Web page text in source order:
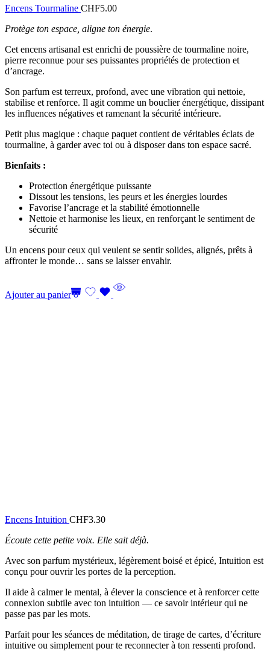
Encens Tourmaline CHF5.00
Protège ton espace, aligne ton énergie.
Cet encens artisanal est enrichi de poussière de tourmaline noire,
pierre reconnue pour ses puissantes propriétés de protection et
d’ancrage.
Son parfum est terreux, profond, avec une vibration qui nettoie,
stabilise et renforce. Il agit comme un bouclier énergétique, dissipant
les influences négatives et ramenant la sécurité intérieure.
Petit plus magique : chaque paquet contient de véritables éclats de
tourmaline, à garder avec toi ou à disposer dans ton espace sacré.
Bienfaits :
Protection énergétique puissante
Dissout les tensions, les peurs et les énergies lourdes
Favorise l’ancrage et la stabilité émotionnelle
Nettoie et harmonise les lieux, en renforçant le sentiment de
sécurité
Un encens pour ceux qui veulent se sentir solides, alignés, prêts à
affronter le monde… sans se laisser envahir.
Ajouter au panier
Encens Intuition CHF3.30
Écoute cette petite voix. Elle sait déjà.
Avec son parfum mystérieux, légèrement boisé et épicé, Intuition est
conçu pour ouvrir les portes de la perception.
Il aide à calmer le mental, à élever la conscience et à renforcer cette
connexion subtile avec ton intuition — ce savoir intérieur qui ne
passe pas par les mots.
Parfait pour les séances de méditation, de tirage de cartes, d’écriture
intuitive ou simplement pour te reconnecter à ton ressenti profond.